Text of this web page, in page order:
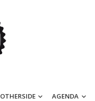
OTHERSIDE AGENDA